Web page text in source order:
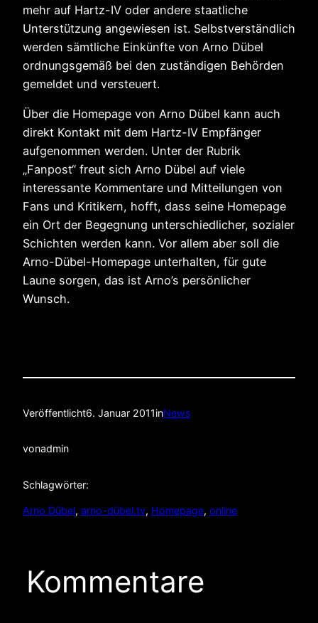
mehr auf Hartz-IV oder andere staatliche
Unterstützung angewiesen ist. Selbstverständlich
werden sämtliche Einkünfte von Arno Dübel
ordnungsgemäß bei den zuständigen Behörden
gemeldet und versteuert.
Über die Homepage von Arno Dübel kann auch
direkt Kontakt mit dem Hartz-IV Empfänger
aufgenommen werden. Unter der Rubrik
„Fanpost“ freut sich Arno Dübel auf viele
interessante Kommentare und Mitteilungen von
Fans und Kritikern, hofft, dass seine Homepage
ein Ort der Begegnung unterschiedlicher, sozialer
Schichten werden kann. Vor allem aber soll die
Arno-Dübel-Homepage unterhalten, für gute
Laune sorgen, das ist Arno’s persönlicher
Wunsch.
Veröffentlicht6. Januar 2011inNews
vonadmin
Schlagwörter:
Arno Dübel, arno-dübel.tv, Homepage, online
Kommentare